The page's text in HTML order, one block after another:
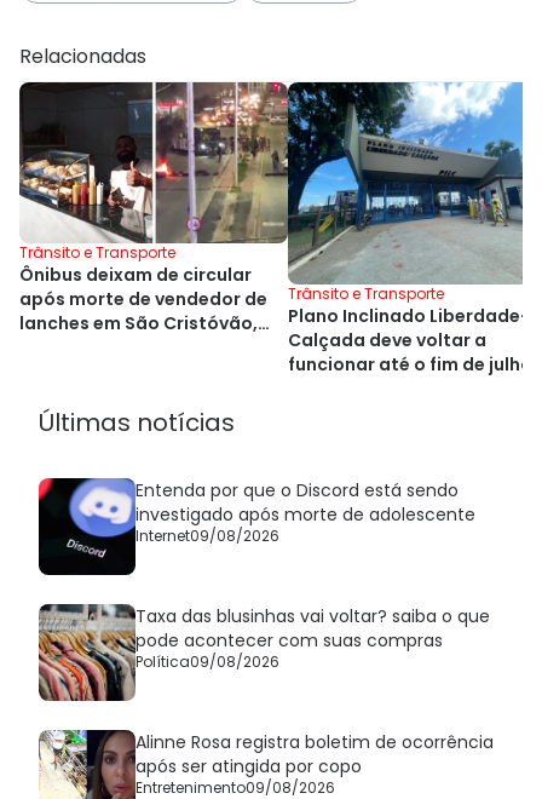
Relacionadas
Trânsito e Transporte
Ônibus deixam de circular
após morte de vendedor de
lanches em São Cristóvão,
Trânsito e Transporte
Plano Inclinado Liberdade-
Calçada deve voltar a
funcionar até o fim de julho
Últimas notícias
Entenda por que o Discord está sendo
investigado após morte de adolescente
Internet09/08/2026
Taxa das blusinhas vai voltar? saiba o que
pode acontecer com suas compras
Política09/08/2026
Alinne Rosa registra boletim de ocorrência
após ser atingida por copo
Entretenimento09/08/2026